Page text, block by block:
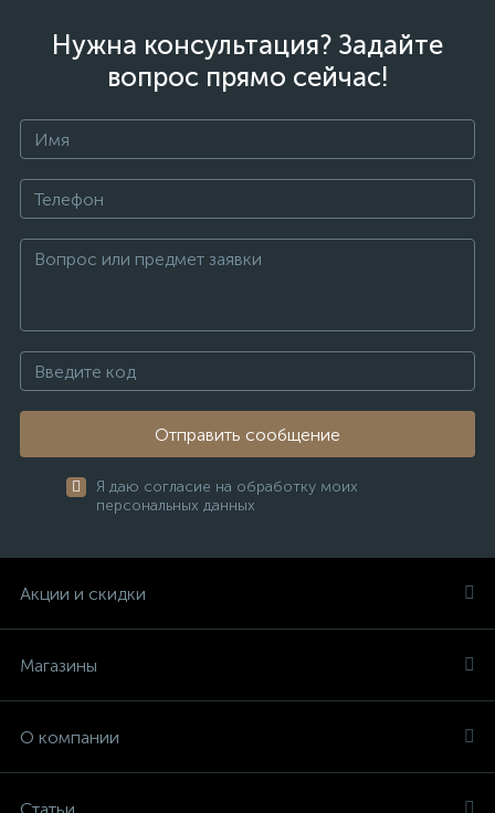
Нужна консультация? Задайте
вопрос прямо сейчас!
Отправить сообщение
Я даю согласие на обработку моих
персональных данных
Акции и скидки
Магазины
О компании